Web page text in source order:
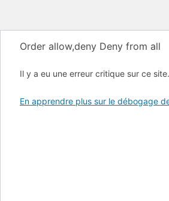
Order allow,deny Deny from all
Il y a eu une erreur critique sur ce site.
En apprendre plus sur le débogage